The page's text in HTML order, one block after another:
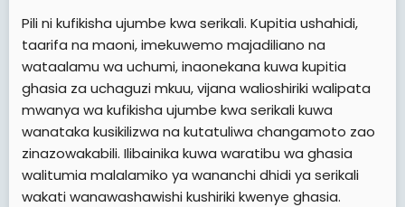
Pili ni kufikisha ujumbe kwa serikali. Kupitia ushahidi,
taarifa na maoni, imekuwemo majadiliano na
wataalamu wa uchumi, inaonekana kuwa kupitia
ghasia za uchaguzi mkuu, vijana walioshiriki walipata
mwanya wa kufikisha ujumbe kwa serikali kuwa
wanataka kusikilizwa na kutatuliwa changamoto zao
zinazowakabili. Ilibainika kuwa waratibu wa ghasia
walitumia malalamiko ya wananchi dhidi ya serikali
wakati wanawashawishi kushiriki kwenye ghasia.